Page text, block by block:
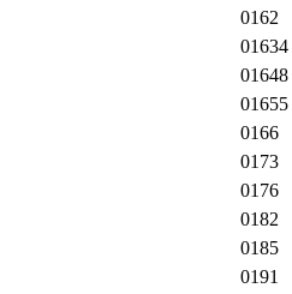
0162
01634
01648
01655
0166
0173
0176
0182
0185
0191